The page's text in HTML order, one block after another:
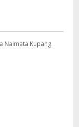
Naimata Kupang.